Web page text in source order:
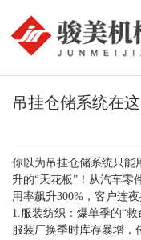
吊挂仓储系统在
你以为吊挂仓储系统只能
升的“天花板”！从汽车零
用率飙升300%，客户连夜
1.服装纺织：爆单季的“救
服装厂换季时库存暴增，